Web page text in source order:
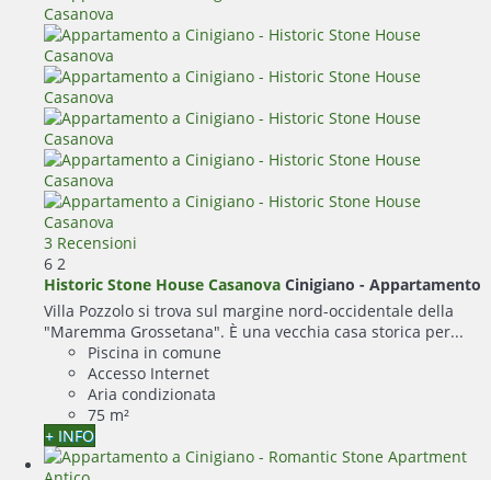
3 Recensioni
6 2
Historic Stone House Casanova Cinigiano - Appartamento
Villa Pozzolo si trova sul margine nord-occidentale della
"Maremma Grossetana". È una vecchia casa storica per...
Piscina in comune
Accesso Internet
Aria condizionata
75 m²
+ INFO